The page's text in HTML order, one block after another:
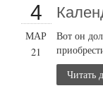
4
МАР
21
Вот он
Читать